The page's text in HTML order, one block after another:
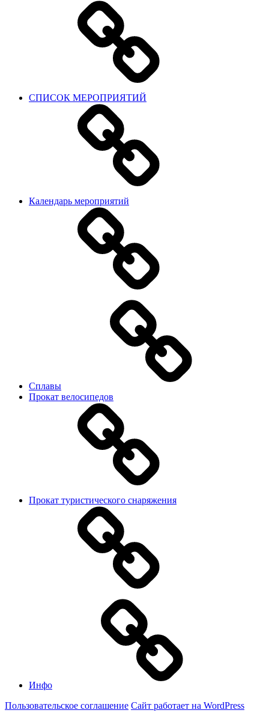
СПИСОК МЕРОПРИЯТИЙ
Календарь мероприятий
Сплавы
Прокат велосипедов
Прокат туристического снаряжения
Инфо
Пользовательское соглашение Сайт работает на WordPress